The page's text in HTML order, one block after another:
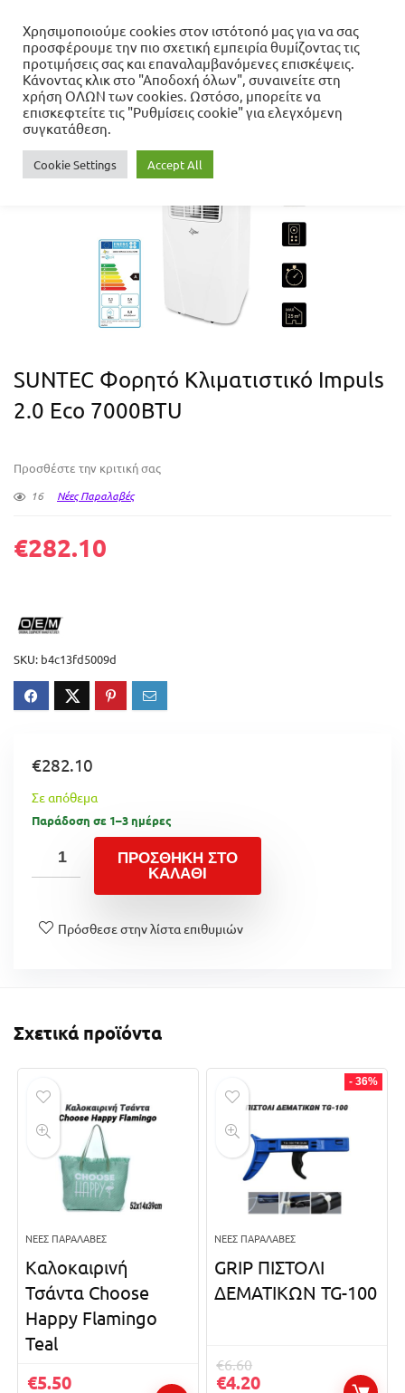
Αρχική σελίδα Νέες Παραλαβές
SUNTEC Φορητό
Κλιματιστικό Impuls 2.0 Eco 7000BTU
SUNTEC Φορητό Κλιματιστικό Impuls
2.0 Eco 7000BTU
Προσθέστε την κριτική σας
16 Νέες Παραλαβές
€282.10
SKU: b4c13fd5009d
€282.10
Σε απόθεμα
Παράδοση σε 1–3 ημέρες
ΠΡΟΣΘΉΚΗ ΣΤΟ
ΚΑΛΆΘΙ
Πρόσθεσε στην λίστα επιθυμιών
Σχετικά προϊόντα
ΝΈΕΣ ΠΑΡΑΛΑΒΈΣ
Καλοκαιρινή
Τσάντα Choose
Happy Flamingo
Teal
€5.50
- 36%
ΝΈΕΣ ΠΑΡΑΛΑΒΈΣ
GRIP ΠΙΣΤΟΛΙ
ΔΕΜΑΤΙΚΩΝ TG-100
€6.60
€4.20
Χρησιμοποιούμε cookies στον ιστότοπό μας για να σας
προσφέρουμε την πιο σχετική εμπειρία θυμίζοντας τις
προτιμήσεις σας και επαναλαμβανόμενες επισκέψεις.
Κάνοντας κλικ στο "Αποδοχή όλων", συναινείτε στη
χρήση ΟΛΩΝ των cookies. Ωστόσο, μπορείτε να
επισκεφτείτε τις "Ρυθμίσεις cookie" για ελεγχόμενη
συγκατάθεση.
Cookie Settings Accept All